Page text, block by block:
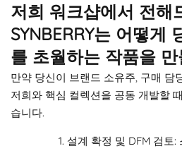
저희 워크샵에서 전해
SYNBERRY는 어떻게
를 초월하는 작품을
만약 당신이 브랜드 소유주, 구매 담
저희와 핵심 컬렉션을 공동 개발할
습니다.
설계 확정 및 DFM 검토: